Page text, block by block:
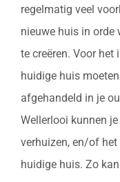
regelmatig veel
nieuwe huis in orde
te creëren. Voor
huidige huis
afgehandeld in je
Wellerlooi kunnen
verhuizen, en/of
huidige huis. Zo